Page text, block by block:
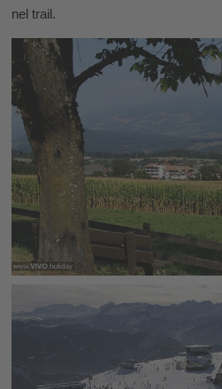
nel trail.